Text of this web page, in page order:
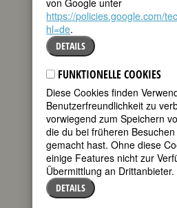
Kriegsanleihen zu
kaufen, die Mutter,
adligen Familien, hatte
Fackelabonniert und war
präpotente, prägende
Dorothea Zeemann sich
erinnert. Ihr Vater, sagt
eher blasse Figur.
Grund, dass sie in ihren
Männern so oft den
suchte.
1924, die
ihre ersten „Idole“ Franz
von Google unter
https://policies.google.com/
hl=de.
DETAILS
FUNKTIONELLE COOKIES
Diese Cookies finden
Benutzerfreundlichkeit zu
vorwiegend zum Speichern
die du bei früheren
gemacht hast. Ohne diese
einige Features nicht zur
Übermittlung an Drittanbieter.
DETAILS